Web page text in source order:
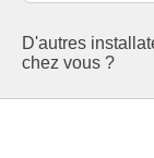
D'autres
chez vous ?